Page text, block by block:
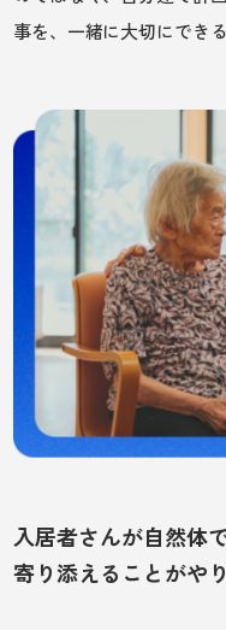
事を、一緒に大切にでき
入居者さんが自然体
寄り添えることがや